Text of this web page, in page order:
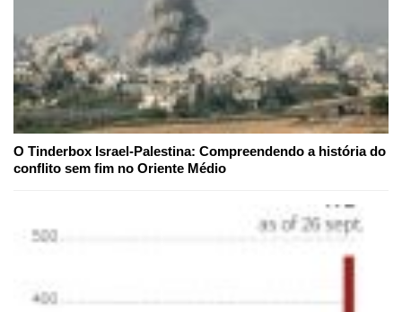
O Tinderbox Israel-Palestina: Compreendendo a história do
conflito sem fim no Oriente Médio